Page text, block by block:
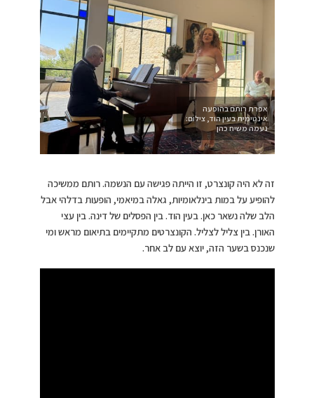
אפרת רותם בהופעה
אינטימית בעין הוד, צילום:
נעמה משיח כהן
זה לא היה קונצרט, זו הייתה פגישה עם הנשמה. רותם ממשיכה
להופיע על במות בינלאומיות, גאלה במיאמי, הופעות בדלהי אבל
הלב שלה נשאר כאן. בעין הוד. בין הפסלים של דינה. בין עצי
האורן. בין צליל לצליל. הקונצרטים מתקיימים בתיאום מראש ומי
שנכנס בשער הזה, יוצא עם לב אחר.